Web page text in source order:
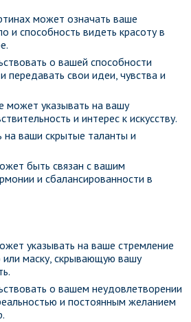
может означать ваше
и способность видеть красоту в
о вашей способности
передавать свои идеи, чувства и
может указывать на вашу
и интерес к искусству.
ваши скрытые таланты и
быть связан с вашим
и сбалансированности в
указывать на ваше стремление
маску, скрывающую вашу
о вашем неудовлетворении
и постоянным желанием